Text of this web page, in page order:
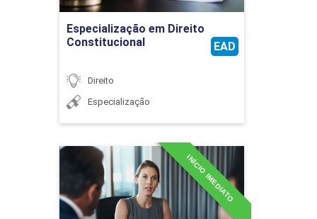
Especialização em Direito
Constitucional
EAD
Direito
Especialização
Ir para Inscrição
INÍCIO IMEDIATO
Especialização em Direito
de Família e Sucessões
Detalhes do curso